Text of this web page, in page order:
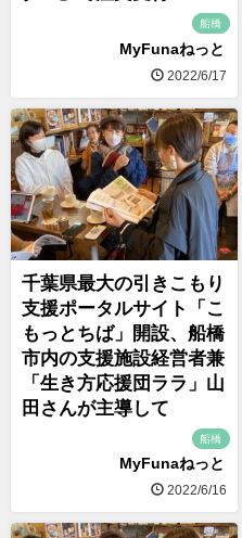
船橋
MyFunaねっと
2022/6/17
千葉県最大の引きこもり
支援ポータルサイト「こ
もっとちば」開設、船橋
市内の支援施設経営者兼
「生き方応援団ララ」山
田さんが主導して
船橋
MyFunaねっと
2022/6/16